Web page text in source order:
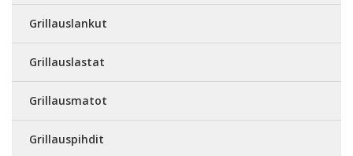
Grillauslankut
Grillauslastat
Grillausmatot
Grillauspihdit